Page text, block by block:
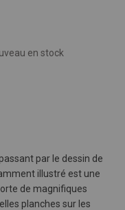
en stock
par le dessin de
illustré est une
de magnifiques
planches sur les